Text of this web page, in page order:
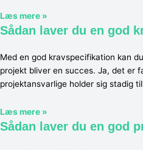
Læs mere »
Sådan laver du en god
Med en god kravspecifikation kan
projekt bliver en succes. Ja, det er
projektansvarlige holder sig stadig
Læs mere »
Sådan laver du en god